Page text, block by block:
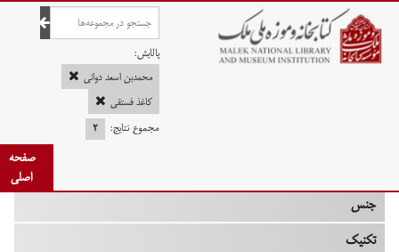
صفحه اصلی
پالایش:
محمدبن اسعد دوانی
کاغذ فستقی
مجموع نتایج:
۲
صفحه
اصلی
جنس
تکنیک